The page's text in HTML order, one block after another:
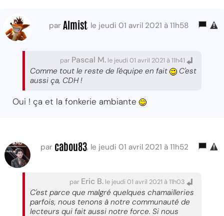
par Almist, le jeudi 01 avril 2021 à 11h58
par Pascal M. le jeudi 01 avril 2021 à 11h41
Comme tout le reste de l'équipe en fait
C'est
aussi ça, CDH !
Oui ! ça et la fonkerie ambiante
par cabou83, le jeudi 01 avril 2021 à 11h52
par Eric B. le jeudi 01 avril 2021 à 11h03
C'est parce que malgré quelques chamailleries
parfois, nous tenons à notre communauté de
lecteurs qui fait aussi notre force. Si nous